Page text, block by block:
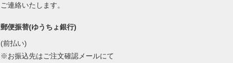
ご連絡いたします。
郵便振替(ゆうちょ銀行)
(前払い)
※お振込先はご注文確認メールにて